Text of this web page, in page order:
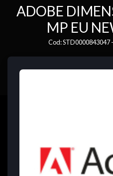
ADOBE
MP EU
Cod: STD0000843047